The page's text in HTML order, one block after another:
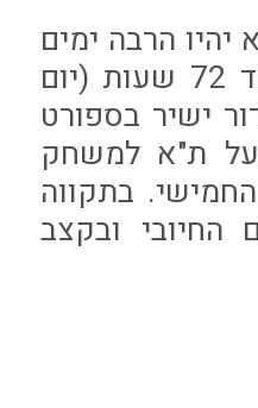
הרבה ימים
לחגוג כשכבר בעוד 72 שעות (יום
19:00 שידור ישיר בספורט
ת"א למשחק
בתקווה
החיובי ובקצב